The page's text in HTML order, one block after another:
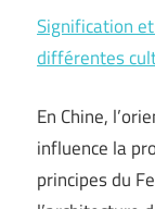
Signification
différentes
En Chine,
influence la
principes du